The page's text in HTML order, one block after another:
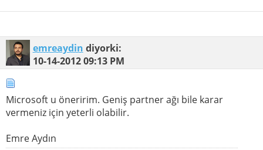
emreaydin diyorki:
10-14-201209:13 PM
Microsoft u öneririm. Geniş partner ağı bile karar
vermeniz için yeterli olabilir.
Emre Aydın